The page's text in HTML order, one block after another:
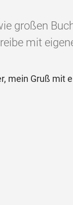
großen
mit
mein Gruß mit